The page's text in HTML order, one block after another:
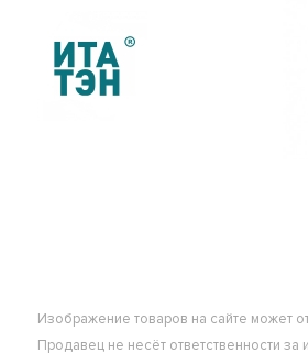
Изображение товаров на сайте может
Продавец не несёт ответственности